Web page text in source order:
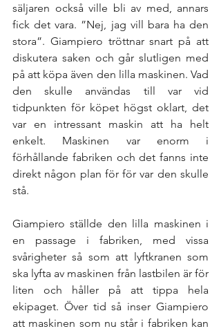
säljaren också ville bli av med, annars
fick det vara. ”Nej, jag vill bara ha den
stora”. Giampiero tröttnar snart på att
diskutera saken och går slutligen med
på att köpa även den lilla maskinen. Vad
den skulle användas till var vid
tidpunkten för köpet högst oklart, det
var en intressant maskin att ha helt
enkelt. Maskinen var enorm i
förhållande fabriken och det fanns inte
direkt någon plan för för var den skulle
stå.
Giampiero ställde den lilla maskinen i
en passage i fabriken, med vissa
svårigheter så som att lyftkranen som
ska lyfta av maskinen från lastbilen är för
liten och håller på att tippa hela
ekipaget. Över tid så inser Giampiero
att maskinen som nu står i fabriken kan